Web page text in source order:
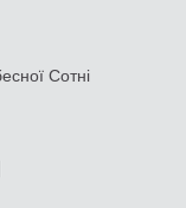
Сотні